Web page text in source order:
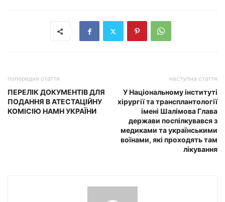
попередня стаття
ПЕРЕЛІК ДОКУМЕНТІВ ДЛЯ
ПОДАННЯ В АТЕСТАЦІЙНУ
КОМІСІЮ НАМН УКРАЇНИ
наступна стаття
У Національному інституті
хірургії та трансплантології
імені Шалімова Глава
держави поспілкувався з
медиками та українськими
воїнами, які проходять там
лікування